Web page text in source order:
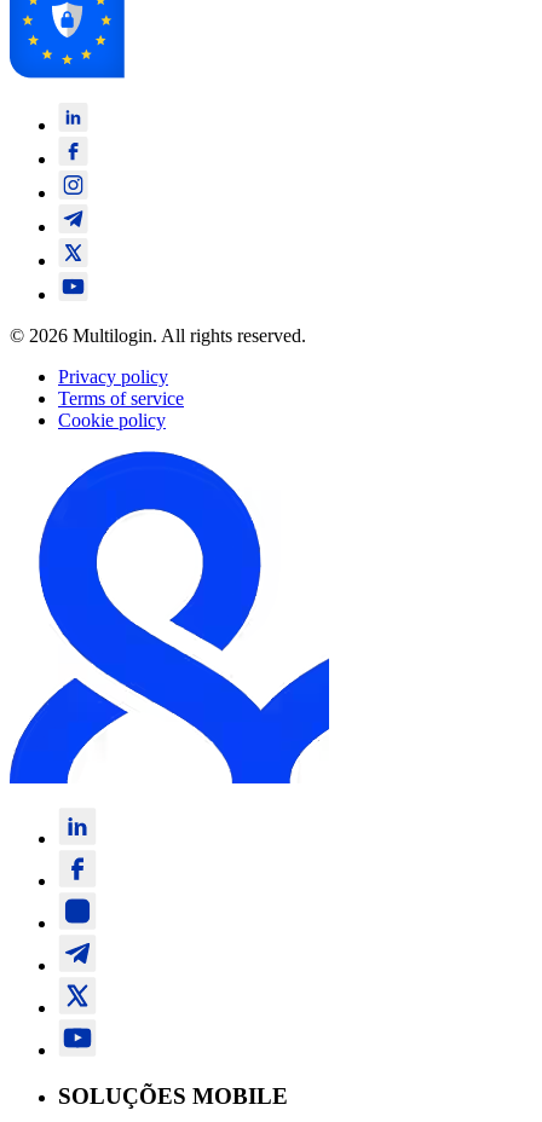
© 2026 Multilogin. All rights reserved.
Privacy policy
Terms of service
Cookie policy
SOLUÇÕES MOBILE